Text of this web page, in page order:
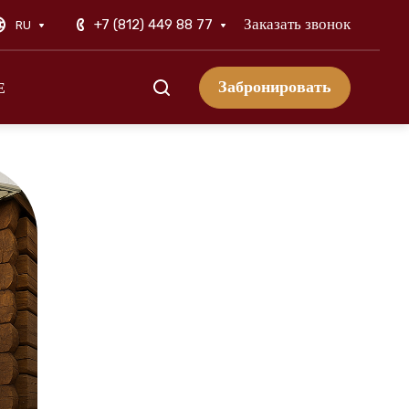
RU +7 (812) 449 88 77 Заказать звонок
Забронировать